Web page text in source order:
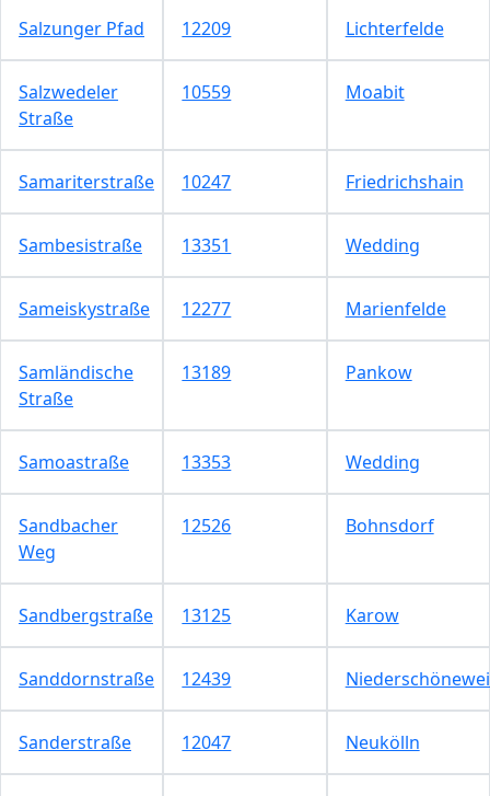
Salzunger Pfad 12209 Lichterfelde
Salzwedeler
Straße
10559 Moabit
Samariterstraße 10247 Friedrichshain
Sambesistraße 13351 Wedding
Sameiskystraße 12277 Marienfelde
Samländische
Straße
13189 Pankow
Samoastraße 13353 Wedding
Sandbacher
Weg
12526 Bohnsdorf
Sandbergstraße 13125 Karow
Sanddornstraße 12439
Sanderstraße 12047 Neukölln